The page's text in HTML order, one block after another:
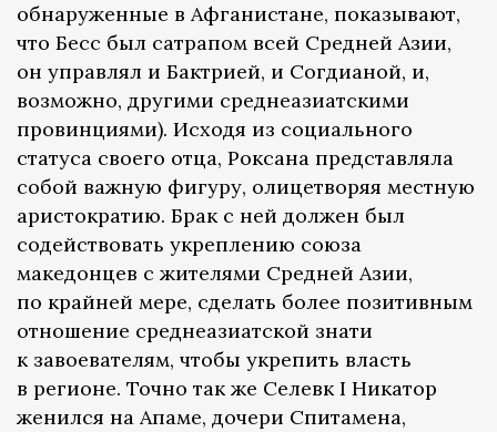
обнаруженные в Афганистане, показывают,
что Бесс был сатрапом всей Средней Азии,
он управлял и Бактрией, и Согдианой, и,
возможно, другими среднеазиатскими
провинциями). Исходя из социального
статуса своего отца, Роксана представляла
собой важную фигуру, олицетворяя местную
аристократию. Брак с ней должен был
содействовать укреплению союза
македонцев с жителями Средней Азии,
по крайней мере, сделать более позитивным
отношение среднеазиатской знати
к завоевателям, чтобы укрепить власть
в регионе. Точно так же Селевк I Никатор
женился на Апаме, дочери Спитамена,